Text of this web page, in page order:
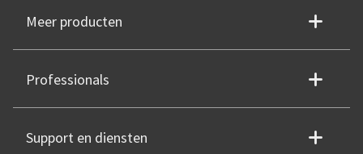
Meer producten
Professionals
Support en diensten